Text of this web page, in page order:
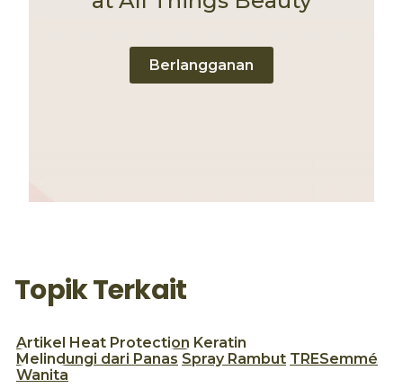
Berlangganan
Topik Terkait
Artikel Heat Protection Keratin
Melindungi dari Panas Spray Rambut TRESemmé
Wanita